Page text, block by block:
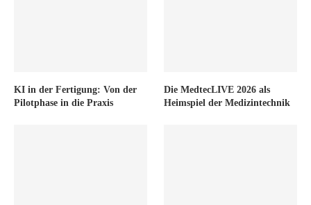
KI in der Fertigung: Von der
Pilotphase in die Praxis
Die MedtecLIVE 2026 als
Heimspiel der Medizintechnik